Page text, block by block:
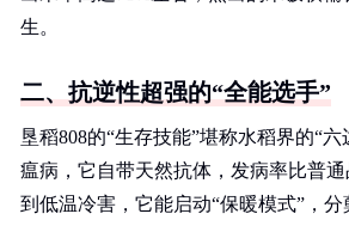
生。
二、抗逆性超强的“全能选手”
垦稻808的“生存技能”堪称水稻界的“
瘟病，它自带天然抗体，发病率比普
到低温冷害，它能启动“保暖模式”，